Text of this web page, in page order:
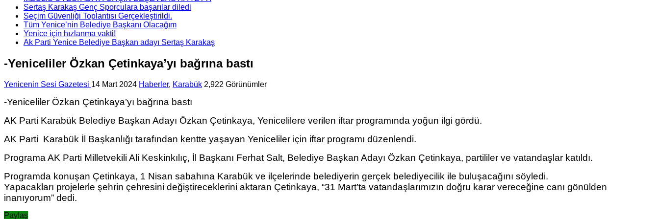
Sertaş Karakaş Genç Sporculara başarılar diledi
Seçim Güvenliği Toplantısı Gerçekleştirildi.
Tüm Yenice’nin Belediye Başkanı Olacağım
Yenice için hızlanma vakti!
Ak Parti Yenice Belediye Başkan adayı Sertaş Karakaş
-Yeniceliler Özkan Çetinkaya’yı bağrına bastı
Yenicenin Sesi Gazetesi 14 Mart 2024 Haberler, Karabük 2,922 Görünümler
-Yeniceliler Özkan Çetinkaya’yı bağrına bastı
AK Parti Karabük Belediye Başkan Adayı Özkan Çetinkaya, Yenicelilere verilen iftar programında yoğun ilgi gördü.
AK Parti Karabük İl Başkanlığı tarafından kentte yaşayan Yeniceliler için iftar programı düzenlendi.
Programa AK Parti Milletvekili Ali Keskinkılıç, İl Başkanı Ferhat Salt, Belediye Başkan Adayı Özkan Çetinkaya, partililer ve vatandaşlar katıldı.
Programda konuşan Çetinkaya, 1 Nisan sabahına Karabük ve ilçelerinde belediyerin gerçek belediyecilik ile buluşacağını söyledi.
Yapacakları projelerle şehrin çehresini değiştireceklerini aktaran Çetinkaya, “31 Mart’ta vatandaşlarımızın doğru karar vereceğine canı gönülden
inanıyorum” dedi.
Paylaş